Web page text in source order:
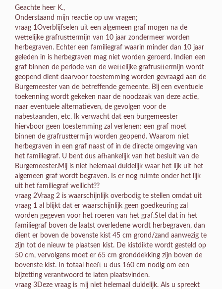
Geachte heer K.,
Onderstaand mijn reactie op uw vragen;
vraag 1Overblijfselen uit een algemeen graf mogen na de
wettelijke grafrusttermijn van 10 jaar zondermeer worden
herbegraven. Echter een familiegraf waarin minder dan 10 jaar
geleden in is herbegraven mag niet worden geroerd. Indien een
graf binnen de periode van de wettelijke grafrusttermijn wordt
geopend dient daarvoor toestemming worden gevraagd aan de
Burgemeester van de betreffende gemeente. Bij een eventuele
toekenning wordt gekeken naar de noodzaak van deze actie,
naar eventuele alternatieven, de gevolgen voor de
nabestaanden, etc. Ik verwacht dat een burgemeester
hiervboor geen toestemming zal verlenen: een graf moet
binnen de grafrusttermijn worden geopend. Waarom niet
herbegraven in een graf naast of in de directe omgeving van
het familiegraf. U bent dus afhankelijk van het besluit van de
Burgemeester.Mij is niet helemaal duidelijk waar het lijk uit het
algemeen graf wordt begraven. Is er nog ruimte onder het lijk
uit het familiegraf wellicht??
vraag 2Vraag 2 is waarschijnlijk overbodig te stellen omdat uit
vraag 1 al blijkt dat er waarschijnlijk geen goedkeuring zal
worden gegeven voor het roeren van het graf.Stel dat in het
familiegraf boven de laatst overledene wordt herbegraven, dan
dient er boven de bovenste kist 45 cm grond/zand aanwezig te
zijn tot de nieuw te plaatsen kist. De kistdikte wordt gesteld op
50 cm, vervolgens moet er 65 cm gronddekking zijn boven de
bovenste kist. In totaal heeft u dus 160 cm nodig om een
bijzetting verantwoord te laten plaatsvinden.
vraag 3Deze vraag is mij niet helemaal duidelijk. Als u spreekt